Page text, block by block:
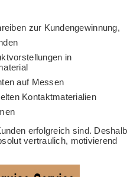
zur Kundengewinnung,
in
auf Messen
Kontaktmaterialien
erfolgreich sind. Deshalb
vertraulich, motivierend